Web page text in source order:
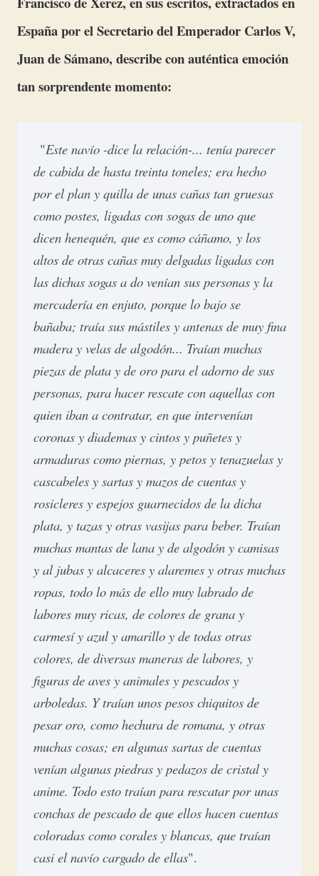
España por el Secretario del Emperador Carlos V,
Juan de Sámano, describe con auténtica emoción
tan sorprendente momento:
"Este navío -dice la relación-... tenía parecer
de cabida de hasta treinta toneles; era hecho
por el plan y quilla de unas cañas tan gruesas
como postes, ligadas con sogas de uno que
dicen henequén, que es como cáñamo, y los
altos de otras cañas muy delgadas ligadas con
las dichas sogas a do venían sus personas y la
mercadería en enjuto, porque lo bajo se
bañaba; traía sus mástiles y antenas de muy fina
madera y velas de algodón... Traían muchas
piezas de plata y de oro para el adorno de sus
personas, para hacer rescate con aquellas con
quien iban a contratar, en que intervenían
coronas y diademas y cintos y puñetes y
armaduras como piernas, y petos y tenazuelas y
cascabeles y sartas y mazos de cuentas y
rosicleres y espejos guarnecidos de la dicha
plata, y tazas y otras vasijas para beber. Traían
muchas mantas de lana y de algodón y camisas
y al jubas y alcaceres y alaremes y otras muchas
ropas, todo lo más de ello muy labrado de
labores muy ricas, de colores de grana y
carmesí y azul y amarillo y de todas otras
colores, de diversas maneras de labores, y
figuras de aves y animales y pescados y
arboledas. Y traían unos pesos chiquitos de
pesar oro, como hechura de romana, y otras
muchas cosas; en algunas sartas de cuentas
venían algunas piedras y pedazos de cristal y
anime. Todo esto traían para rescatar por unas
conchas de pescado de que ellos hacen cuentas
coloradas como corales y blancas, que traían
casi el navío cargado de ellas".